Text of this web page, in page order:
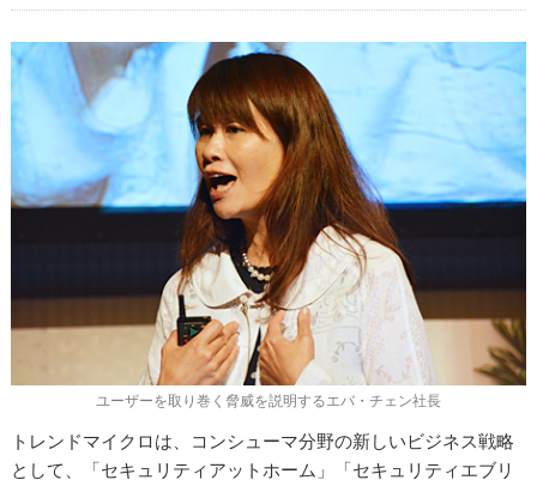
ユーザーを取り巻く脅威を説明するエバ・チェン社長
トレンドマイクロは、コンシューマ分野の新しいビジネス戦略
として、「セキュリティアットホーム」「セキュリティエブリ